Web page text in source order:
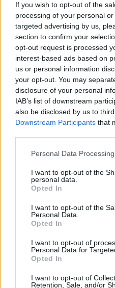
If you wish to opt-out of the
processing of your personal
targeted advertising by us,
section to confirm your
opt-out request is processed
interest-based ads based on
us or personal information
your opt-out. You may
disclosure of your personal
IAB’s list of downstream
also be disclosed by us to
Downstream Participants that
Personal Data
I want to opt-out of the
personal data.
Opted In
I want to opt-out of the
Personal Data.
Opted In
I want to opt-out of
Personal Data for
Opted In
I want to opt-out of
Retention, Sale, and/or
*PNL a pus șef la
infractor. După 4 luni,
prins când lua șpagă
„calități” politice:
*Abia vârât în Guvern,
anti-occidentale: „Vor
uriașe către statul
transmis, practic, de
statele care au sărit să
Trădare: Klaus
să fie votat de cât mai
ani pronunța cu scârbă:
În plină criză,
180.000 de euro